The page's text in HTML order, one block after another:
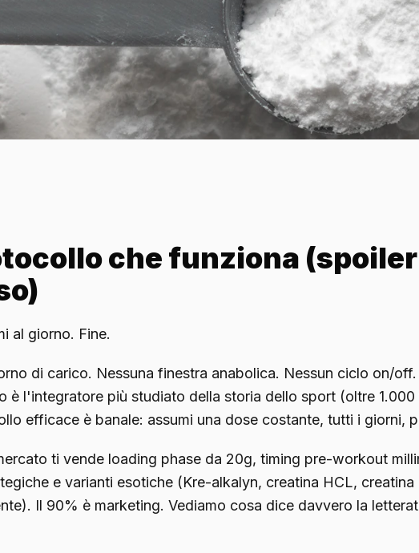
che funziona
al giorno. Fine.
di carico. Nessuna finestra anabolica. Nessun ciclo on/
è l'integratore più studiato della storia dello sport (oltre 1.000
efficace è banale: assumi una dose costante, tutti i giorni,
ti vende loading phase da 20g, timing pre-workout
e varianti esotiche (Kre-alkalyn, creatina HCL, creatina
Il 90% è marketing. Vediamo cosa dice davvero la